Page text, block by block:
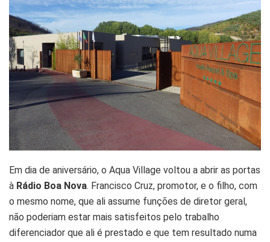
Em dia de aniversário, o Aqua Village voltou a abrir as portas
à Rádio Boa Nova. Francisco Cruz, promotor, e o filho, com
o mesmo nome, que ali assume funções de diretor geral,
não poderiam estar mais satisfeitos pelo trabalho
diferenciador que ali é prestado e que tem resultado numa